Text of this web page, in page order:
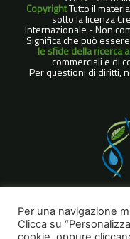
CopyrightTutto il
sotto la licenza
Internazionale - Non
Significa che può
le sfide della ricerca
commerciali e di
Per questioni di diritti,
Per una navigazione
Clicca su